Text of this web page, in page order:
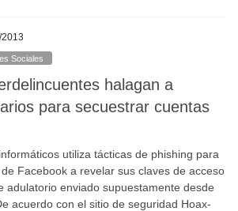
Sociales
halagan a
para secuestrar cuentas
utiliza tácticas de phishing para
Facebook a revelar sus claves de acceso
adulatorio enviado supuestamente desde
acuerdo con el sitio de seguridad Hoax-